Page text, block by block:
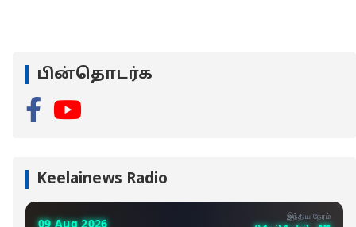
பின்தொடர்க
Keelainews Radio